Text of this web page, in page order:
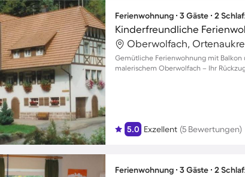
Ferienwohnung ∙ 3 Gäste ∙ 2
Oberwolfach,
Gemütliche Ferienwohnung mit Balkon
malerischem Oberwolfach – Ihr
5.0 Exzellent (5 Bewertungen)
Ferienwohnung ∙ 3 Gäste ∙ 2